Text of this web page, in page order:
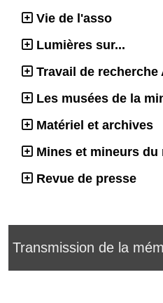
Vie de l'asso
Lumières sur...
Travail de recherche
Les musées de la
Matériel et archives
Mines et mineurs du
Revue de presse
Transmission de la